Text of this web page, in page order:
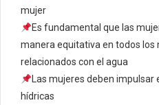
mujer
Es fundamental que las
manera equitativa en todos los
relacionados con el agua
Las mujeres deben impulsar
hídricas